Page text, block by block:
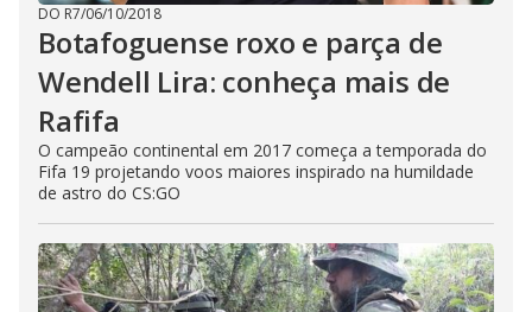
DO R7/06/10/2018
Botafoguense roxo e parça de
Wendell Lira: conheça mais de
Rafifa
O campeão continental em 2017 começa a temporada do
Fifa 19 projetando voos maiores inspirado na humildade
de astro do CS:GO